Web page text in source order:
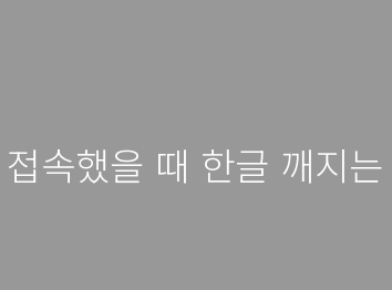
속했을 때 한글 깨지